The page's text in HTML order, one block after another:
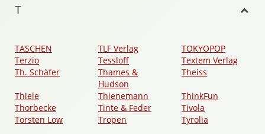
T
TASCHEN TLF Verlag
TOKYOPOP
Terzio
Tessloff
Textem Verlag
Th. Schäfer
Thames &
Hudson
Theiss
Thiele Thienemann
ThinkFun
Thorbecke
Tinte & Feder
Tivola
Torsten Low
Tropen Tyrolia